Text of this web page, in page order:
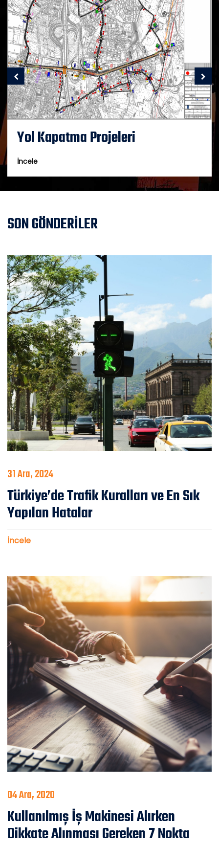
Yol Kapatma Projeleri
İncele
SON GÖNDERİLER
31 Ara, 2024
Türkiye’de Trafik Kuralları ve En Sık
Yapılan Hatalar
İncele
04 Ara, 2020
Kullanılmış İş Makinesi Alırken
Dikkate Alınması Gereken 7 Nokta